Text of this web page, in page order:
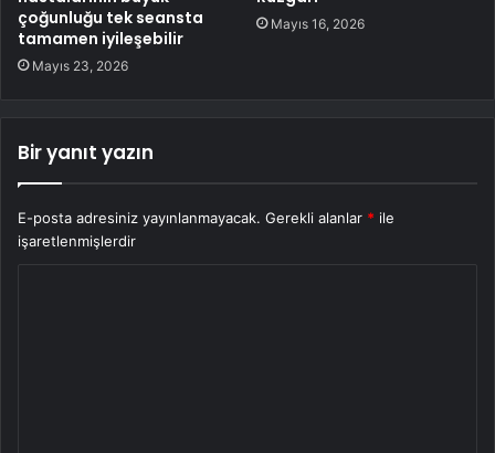
çoğunluğu tek seansta
tamamen iyileşebilir
Mayıs 23, 2026
Mayıs 16, 2026
Bir yanıt yazın
E-posta adresiniz yayınlanmayacak. Gerekli alanlar * ile
işaretlenmişlerdir